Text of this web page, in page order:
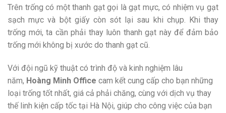
Trên trống có một thanh gạt gọi là gạt mực, có nhiệm vụ gạt
sạch mực và bột giấy còn sót lại sau khi chụp. Khi thay
trống mới, ta cần phải thay luôn thanh gạt này để đảm bảo
trống mới không bị xước do thanh gạt cũ.
Với đội ngũ kỹ thuật có trình độ và kinh nghiệm lâu
năm, Hoàng Minh Office cam kết cung cấp cho bạn những
loại trống tốt nhất, giá cả phải chăng, cùng với dịch vụ thay
thế linh kiện cấp tốc tại Hà Nội, giúp cho công việc của bạn